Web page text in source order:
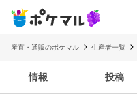
産直・通販のポケマル 生産者一覧
情報 投稿